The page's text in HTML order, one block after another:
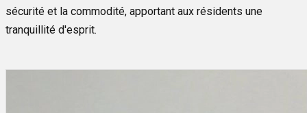
sécurité et la commodité, apportant aux résidents une
tranquillité d'esprit.